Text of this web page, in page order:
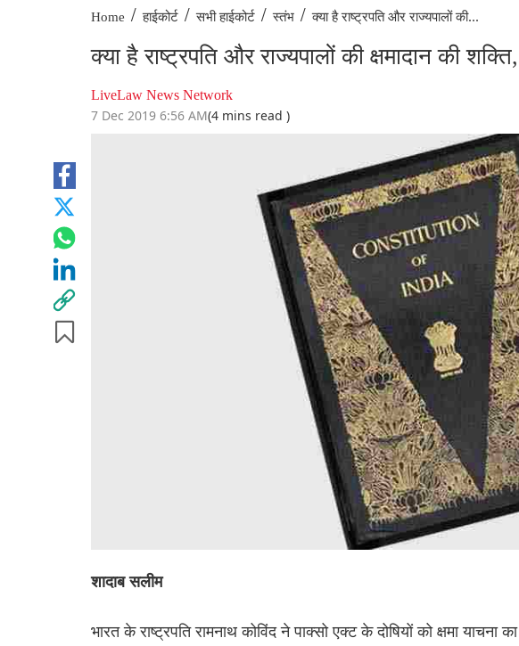
Home / हाईकोर्ट / सभी हाईकोर्ट / स्तंभ / क्या है राष्ट्रपति और राज्यपालों की...
क्या है राष्ट्रपति और राज्यपालों की क्षमादान की
LiveLaw News Network
7 Dec 2019 6:56 AM(4 mins read )
शादाब सलीम
भारत के राष्ट्रपति रामनाथ कोविंद ने पाक्सो एक्ट के दोषियों को क्षमा